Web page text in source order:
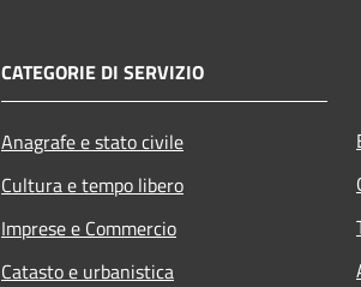
CATEGORIE DI SERVIZIO
Anagrafe e stato civile
Cultura e tempo libero
Imprese e Commercio
Catasto e urbanistica